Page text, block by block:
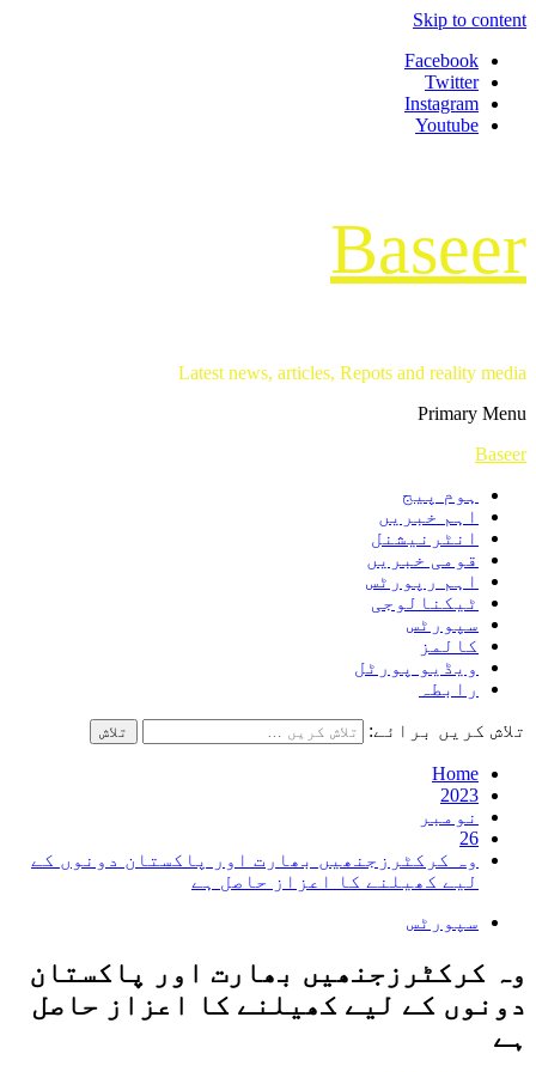
Skip to content
Facebook
Twitter
Instagram
Youtube
Baseer
Latest news, articles, Repots and reality media
Primary Menu
Baseer
ہوم پیج
اہم خبریں
انٹرنیشنل
قومی خبریں
اہم رپورٹس
ٹیکنالوجی
سپورٹس
کالمز
ویڈیو پورٹل
رابطہ
تلاش کریں برائے:
Home
2023
نومبر
26
وہ کرکٹرزجنھیں بھارت اور پاکستان دونوں کے
لیے کھیلنے کا اعزاز حاصل ہے
سپورٹس
وہ کرکٹرزجنھیں بھارت اور پاکستان
دونوں کے لیے کھیلنے کا اعزاز حاصل
ہے